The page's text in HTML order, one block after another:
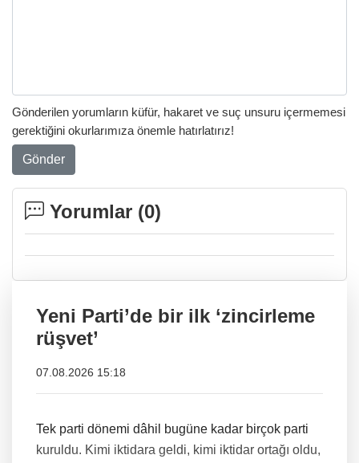
Gönderilen yorumların küfür, hakaret ve suç unsuru içermemesi
gerektiğini okurlarımıza önemle hatırlatırız!
Gönder
Yorumlar (0)
Yeni Parti’de bir ilk ‘zincirleme
rüşvet’
07.08.2026 15:18
Tek parti dönemi dâhil bugüne kadar birçok parti
kuruldu. Kimi iktidara geldi, kimi iktidar ortağı oldu,